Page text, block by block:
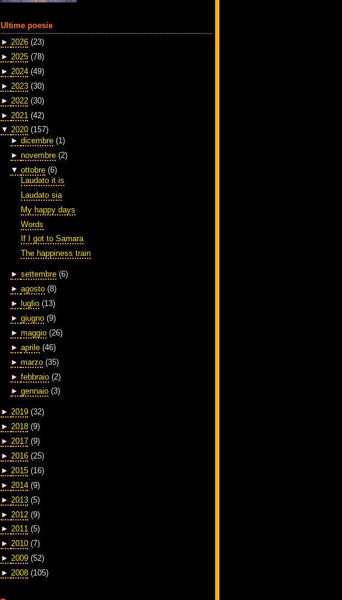
Ultime poesie
► 2026 (23)
► 2025 (78)
► 2024 (49)
► 2023 (30)
► 2022 (30)
► 2021 (42)
▼ 2020 (157)
► dicembre (1)
► novembre (2)
▼ ottobre (6)
Laudato it is
Laudato sia
My happy days
Words
If I got to Samara
The happiness train
► settembre (6)
► agosto (8)
►
luglio (13)
► giugno (9)
► maggio (26)
► aprile (46)
► marzo (35)
► febbraio (2)
► gennaio (3)
► 2019 (32)
► 2018 (9)
► 2017 (9)
► 2016 (25)
► 2015 (16)
► 2014 (9)
► 2013 (5)
► 2012 (9)
► 2011 (5)
► 2010 (7)
► 2009 (52)
► 2008 (105)